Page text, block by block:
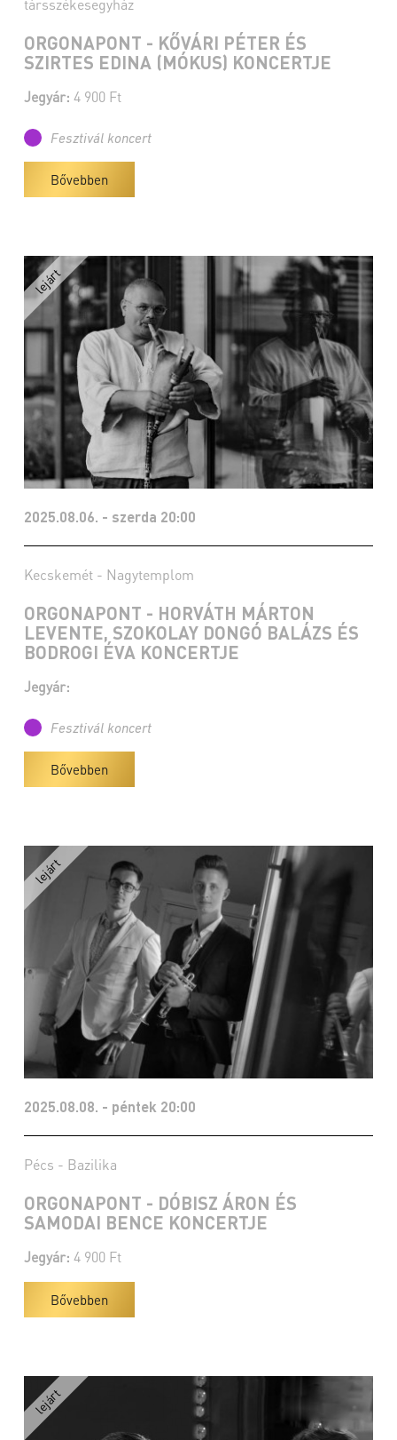
társszékesegyház
ORGONAPONT - KŐVÁRI PÉTER ÉS
SZIRTES EDINA (MÓKUS) KONCERTJE
Jegyár: 4 900 Ft
Fesztivál koncert
Bővebben
2025.08.06. - szerda 20:00
Kecskemét - Nagytemplom
ORGONAPONT - HORVÁTH MÁRTON
LEVENTE, SZOKOLAY DONGÓ BALÁZS ÉS
BODROGI ÉVA KONCERTJE
Jegyár:
Fesztivál koncert
Bővebben
2025.08.08. - péntek 20:00
Pécs - Bazilika
ORGONAPONT - DÓBISZ ÁRON ÉS
SAMODAI BENCE KONCERTJE
Jegyár: 4 900 Ft
Bővebben